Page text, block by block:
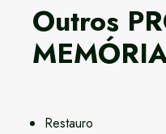
Outros
Restauro